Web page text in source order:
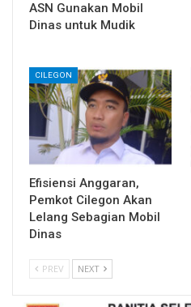
ASN Gunakan Mobil
Dinas untuk Mudik
CILEGON
Efisiensi Anggaran,
Pemkot Cilegon Akan
Lelang Sebagian Mobil
Dinas
PREV NEXT